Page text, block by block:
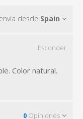
desde Spain
Esconder
Color natural.
0 Opiniones